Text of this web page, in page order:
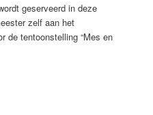
geserveerd in deze
zelf aan het
de tentoonstelling “Mes en